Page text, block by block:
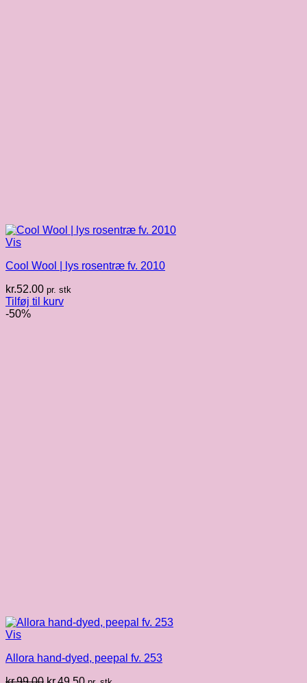
Vis
Cool Wool | lys rosentræ fv. 2010
kr.52.00 pr. stk
Tilføj til kurv
-50%
Vis
Allora hand-dyed, peepal fv. 253
Den
Den